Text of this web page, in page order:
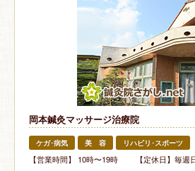
岡本鍼灸マッサージ治療院
ケガ･病気 美 容 リハビリ･スポーツ
【営業時間】 10時〜19時 【定休日】毎週